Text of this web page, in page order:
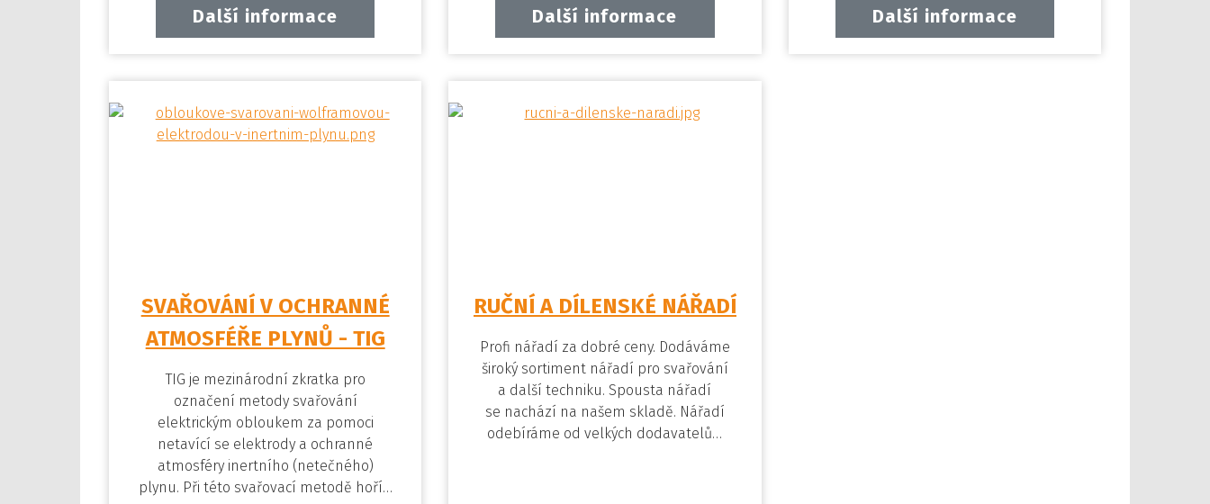
Další informace Další informace Další informace
SVAŘOVÁNÍ V OCHRANNÉ
ATMOSFÉŘE PLYNŮ - TIG
TIG je mezinárodní zkratka pro
označení metody svařování
elektrickým obloukem za pomoci
netavící se elektrody a ochranné
atmosféry inertního (netečného)
plynu. Při této svařovací metodě hoří…
RUČNÍ A DÍLENSKÉ NÁŘADÍ
Profi nářadí za dobré ceny. Dodáváme
široký sortiment nářadí pro svařování
a další techniku. Spousta nářadí
se nachází na našem skladě. Nářadí
odebíráme od velkých dodavatelů…